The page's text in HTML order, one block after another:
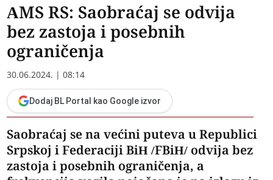
AMS RS: Saobraćaj se odvija
bez zastoja i posebnih
ograničenja
30.06.2024. | 08:14
Dodaj BL Portal kao Google izvor
Saobraćaj se na većini puteva u Republici
Srpskoj i Federaciji BiH /FBiH/ odvija bez
zastoja i posebnih ograničenja, a